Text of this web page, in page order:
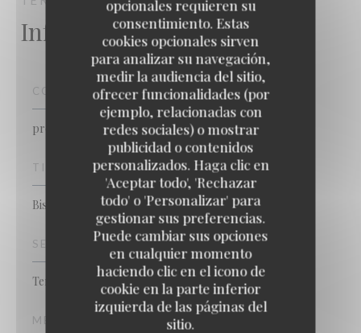
opcionales requieren su
consentimiento. Estas
cookies opcionales sirven
para analizar su navegación,
medir la audiencia del sitio,
ofrecer funcionalidades (por
ejemplo, relacionadas con
redes sociales) o mostrar
publicidad o contenidos
personalizados. Haga clic en
'Aceptar todo', 'Rechazar
todo' o 'Personalizar' para
gestionar sus preferencias.
Puede cambiar sus opciones
en cualquier momento
haciendo clic en el icono de
cookie en la parte inferior
izquierda de las páginas del
sitio.
Información general
COCINA
productos de temporada, productos frescos,
TIPO DE NEGOCIO
Bistró / Cocina francesa / Terraza
SERVICIOS
Terraza, Privatización, Acceso WiFi
MÉTODOS DE PAGO
MANA'O